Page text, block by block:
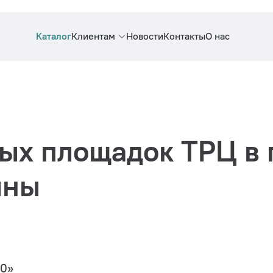
КаталогКлиентам НовостиКонтактыО нас
площадок ТРЦ в